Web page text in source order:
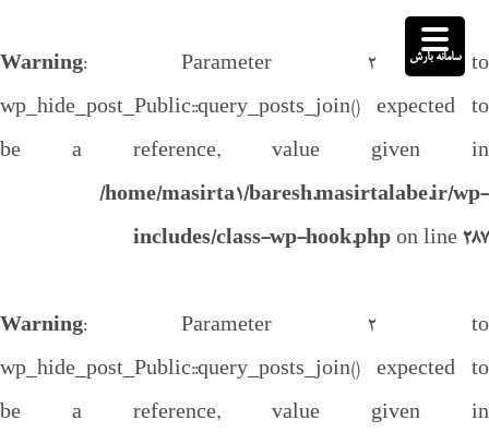
Warning: Parameter 2 to
wp_hide_post_Public::query_posts_join() expected to
be a reference, value given in
/home/masirta1/baresh.masirtalabe.ir/wp-
includes/class-wp-hook.php on line 287
Warning: Parameter 2 to
wp_hide_post_Public::query_posts_join() expected to
be a reference, value given in
سامانه بارش